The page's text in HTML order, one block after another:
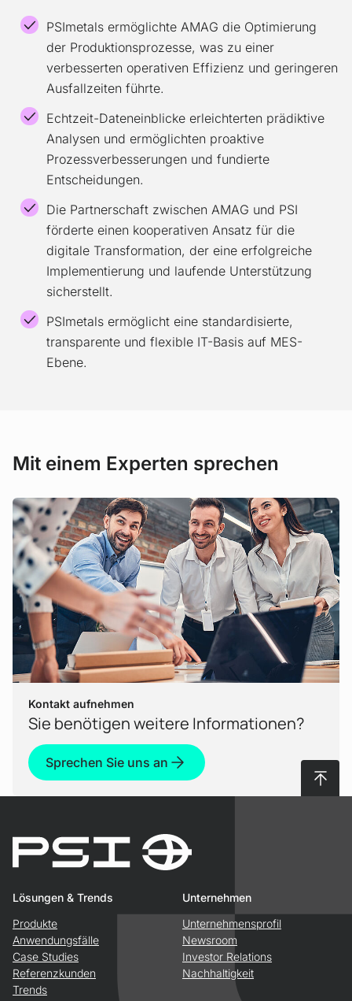
PSImetals ermöglichte AMAG die Optimierung
der Produktionsprozesse, was zu einer
verbesserten operativen Effizienz und geringeren
Ausfallzeiten führte.
Echtzeit-Dateneinblicke erleichterten prädiktive
Analysen und ermöglichten proaktive
Prozessverbesserungen und fundierte
Entscheidungen.
Die Partnerschaft zwischen AMAG und PSI
förderte einen kooperativen Ansatz für die
digitale Transformation, der eine erfolgreiche
Implementierung und laufende Unterstützung
sicherstellt.
PSImetals ermöglicht eine standardisierte,
transparente und flexible IT-Basis auf MES-
Ebene.
Mit einem Experten sprechen
Kontakt aufnehmen
Sie benötigen weitere Informationen?
Sprechen Sie uns an
Lösungen & Trends
Produkte
Anwendungsfälle
Case Studies
Referenzkunden
Trends
Unternehmen
Unternehmensprofil
Newsroom
Investor Relations
Nachhaltigkeit
Nach